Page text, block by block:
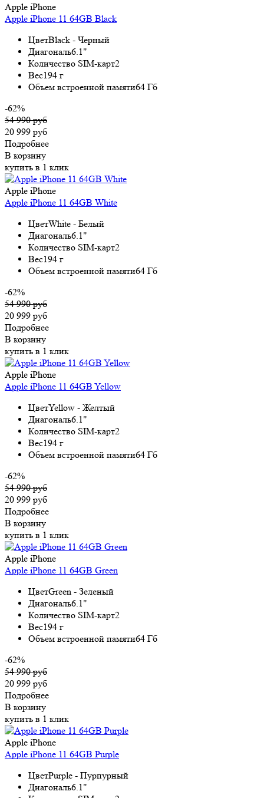
Apple iPhone
Apple iPhone 11 64GB Black
ЦветBlack - Черный
Диагональ6.1"
Количество SIM-карт2
Вес194 г
Объем встроенной памяти64 Гб
-62%
54 990 руб
20 999 руб
Подробнее
В корзину
купить в 1 клик
Apple iPhone
Apple iPhone 11 64GB White
ЦветWhite - Белый
Диагональ6.1"
Количество SIM-карт2
Вес194 г
Объем встроенной памяти64 Гб
-62%
54 990 руб
20 999 руб
Подробнее
В корзину
купить в 1 клик
Apple iPhone
Apple iPhone 11 64GB Yellow
ЦветYellow - Желтый
Диагональ6.1"
Количество SIM-карт2
Вес194 г
Объем встроенной памяти64 Гб
-62%
54 990 руб
20 999 руб
Подробнее
В корзину
купить в 1 клик
Apple iPhone
Apple iPhone 11 64GB Green
ЦветGreen - Зеленый
Диагональ6.1"
Количество SIM-карт2
Вес194 г
Объем встроенной памяти64 Гб
-62%
54 990 руб
20 999 руб
Подробнее
В корзину
купить в 1 клик
Apple iPhone
Apple iPhone 11 64GB Purple
ЦветPurple - Пурпурный
Диагональ6.1"